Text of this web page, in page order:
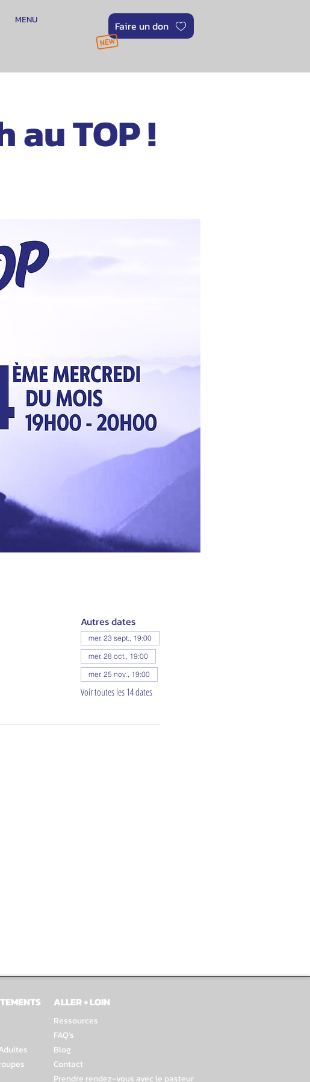
MENU Faire un don
au TOP !
Autres dates
mer. 23 sept., 19:00
mer. 28 oct., 19:00
mer. 25 nov., 19:00
Voir toutes les 14 dates
ALLER + LOIN
Ressources
FAQ's
Blog
Contact
Prendre rendez-vous avec le pasteur